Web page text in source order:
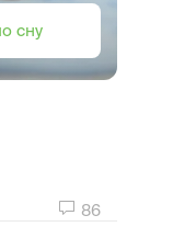
сну
86